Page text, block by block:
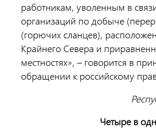
работникам, уволенным в
организаций по добыче
(горючих сланцев),
Крайнего Севера и
местностях», – говорится в
обращении к российскому
Четыре в